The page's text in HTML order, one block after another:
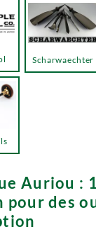
Auriou :
pour des
Scharwaechter